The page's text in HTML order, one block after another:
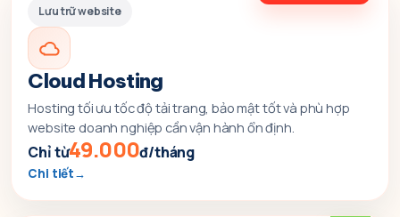
Lưu trữ website
Cloud Hosting
Hosting tối ưu tốc độ tải trang, bảo mật tốt và phù hợp
website doanh nghiệp cần vận hành ổn định.
Chỉ từ49.000đ/tháng
Chi tiết